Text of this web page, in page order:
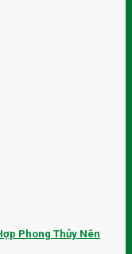
Phong Thủy Nên